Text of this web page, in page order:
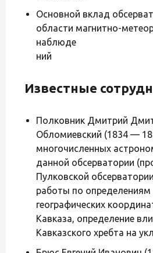
Основной вклад
области магнитно-
наблюде
ний
Известные
Полковник Дмитрий
Обломиевский (1834 —
многочисленных
данной обсерватории
Пулковской
работы по
географических
Кавказа, определение
Кавказского хребта на